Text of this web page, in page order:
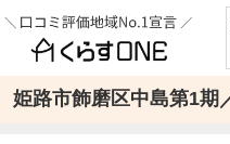
姫路市飾磨区中島第1期